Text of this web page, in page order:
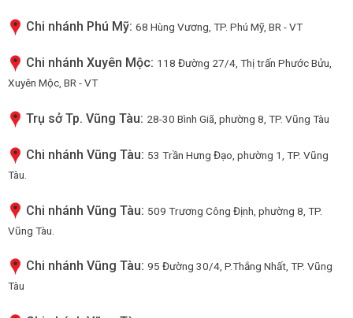
Chi nhánh Phú Mỹ: 68 Hùng Vương, TP. Phú Mỹ, BR - VT
Chi nhánh Xuyên Mộc: 118 Đường 27/4, Thị trấn Phước Bửu,
Xuyên Mộc, BR - VT
Trụ sở Tp. Vũng Tàu: 28-30 Bình Giã, phường 8, TP. Vũng Tàu
Chi nhánh Vũng Tàu: 53 Trần Hưng Đạo, phường 1, TP. Vũng
Tàu.
Chi nhánh Vũng Tàu: 509 Trương Công Định, phường 8, TP.
Vũng Tàu.
Chi nhánh Vũng Tàu: 95 Đường 30/4, P.Thắng Nhất, TP. Vũng
Tàu